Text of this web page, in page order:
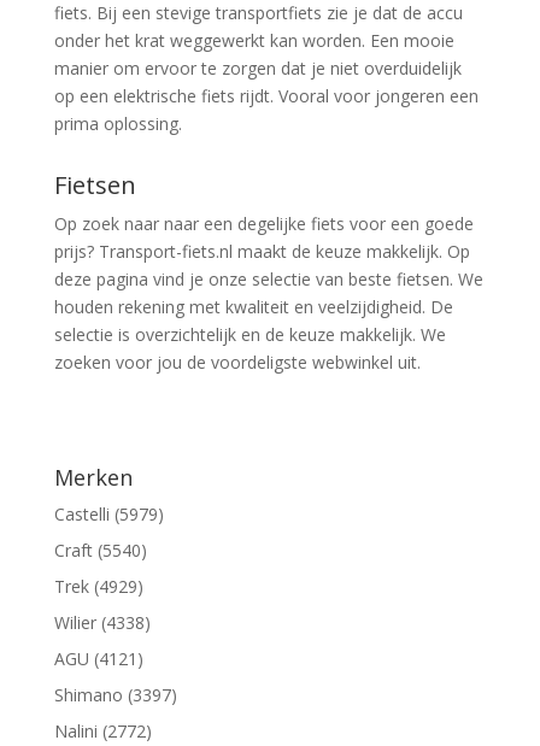
fiets. Bij een stevige transportfiets zie je dat de accu
onder het krat weggewerkt kan worden. Een mooie
manier om ervoor te zorgen dat je niet overduidelijk
op een elektrische fiets rijdt. Vooral voor jongeren een
prima oplossing.
Fietsen
Op zoek naar naar een degelijke fiets voor een goede
prijs? Transport-fiets.nl maakt de keuze makkelijk. Op
deze pagina vind je onze selectie van beste fietsen. We
houden rekening met kwaliteit en veelzijdigheid. De
selectie is overzichtelijk en de keuze makkelijk. We
zoeken voor jou de voordeligste webwinkel uit.
Merken
Castelli (5979)
Craft (5540)
Trek (4929)
Wilier (4338)
AGU (4121)
Shimano (3397)
Nalini (2772)